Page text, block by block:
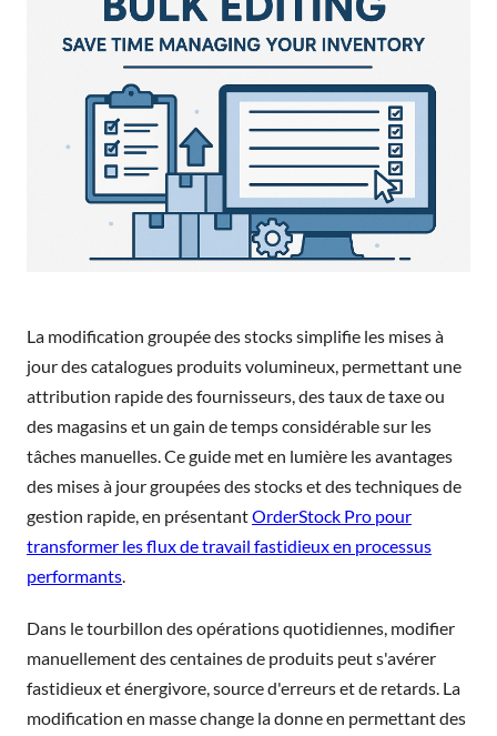
La modification groupée des stocks simplifie les mises à
jour des catalogues produits volumineux, permettant une
attribution rapide des fournisseurs, des taux de taxe ou
des magasins et un gain de temps considérable sur les
tâches manuelles. Ce guide met en lumière les avantages
des mises à jour groupées des stocks et des techniques de
gestion rapide, en présentantOrderStock Pro pour
transformer les flux de travail fastidieux en processus
performants.
Dans le tourbillon des opérations quotidiennes, modifier
manuellement des centaines de produits peut s'avérer
fastidieux et énergivore, source d'erreurs et de retards. La
modification en masse change la donne en permettant des